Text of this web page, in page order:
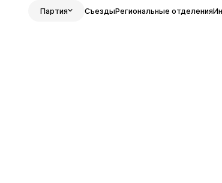
Партия СъездыРегиональные отделения